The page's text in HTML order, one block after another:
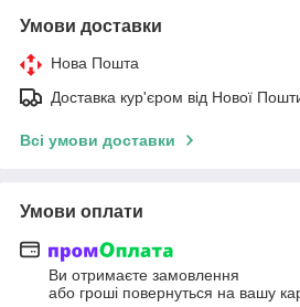
Умови доставки
Нова Пошта
Доставка кур'єром від Нової
Всі умови доставки
Умови оплати
Ви отримаєте замовлення
або гроші повернуться на вашу